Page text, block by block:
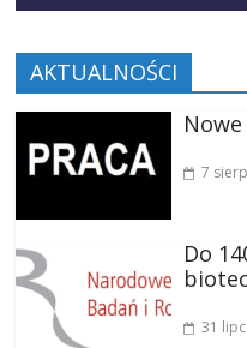
AKTUALNOŚCI
7
Do
31